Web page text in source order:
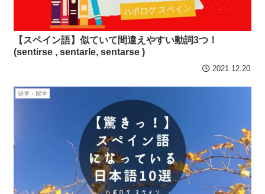
【スペイン語】似ていて間違えやすい動詞3つ！
(sentirse , sentarle, sentarse )
2021.12.20
語学・留学